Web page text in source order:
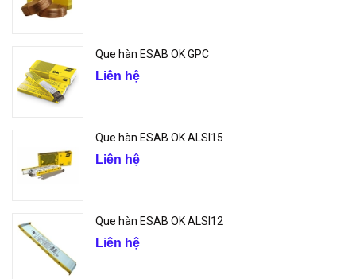
Que hàn ESAB OK GPC
Liên hệ
Que hàn ESAB OK ALSI15
Liên hệ
Que hàn ESAB OK ALSI12
Liên hệ